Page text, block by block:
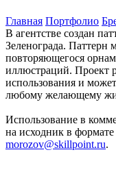
Главная Портфолио
В агентстве создан
Зеленограда. Паттерн
повторяющегося
иллюстраций. Проект
использования и
любому желающему
Использование в
на исходник в
morozov@skillpoint.ru.